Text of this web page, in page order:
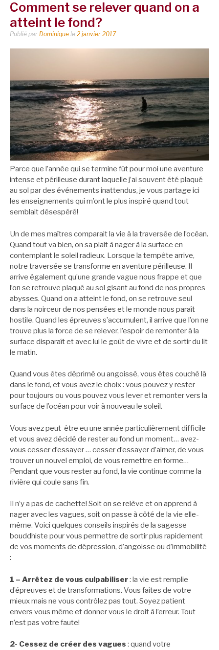
Comment se relever quand on a
atteint le fond?
Publié par Dominique le 2 janvier 2017
Parce que l’année qui se termine fût pour moi une aventure
intense et périlleuse durant laquelle j’ai souvent été plaqué
au sol par des événements inattendus, je vous partage ici
les enseignements qui m’ont le plus inspiré quand tout
semblait désespéré!
Un de mes maîtres comparait la vie à la traversée de l’océan.
Quand tout va bien, on sa plait à nager à la surface en
contemplant le soleil radieux. Lorsque la tempête arrive,
notre traversée se transforme en aventure périlleuse. Il
arrive également qu’une grande vague nous frappe et que
l’on se retrouve plaqué au sol gisant au fond de nos propres
abysses. Quand on a atteint le fond, on se retrouve seul
dans la noirceur de nos pensées et le monde nous paraît
hostile. Quand les épreuves s’accumulent, il arrive que l’on ne
trouve plus la force de se relever, l’espoir de remonter à la
surface disparaît et avec lui le goût de vivre et de sortir du lit
le matin.
Quand vous êtes déprimé ou angoissé, vous êtes couché là
dans le fond, et vous avez le choix : vous pouvez y rester
pour toujours ou vous pouvez vous lever et remonter vers la
surface de l’océan pour voir à nouveau le soleil.
Vous avez peut-être eu une année particulièrement difficile
et vous avez décidé de rester au fond un moment… avez-
vous cesser d’essayer … cesser d’essayer d’aimer, de vous
trouver un nouvel emploi, de vous remettre en forme…
Pendant que vous rester au fond, la vie continue comme la
rivière qui coule sans fin.
Il n’y a pas de cachette! Soit on se relève et on apprend à
nager avec les vagues, soit on passe à côté de la vie elle-
même. Voici quelques conseils inspirés de la sagesse
bouddhiste pour vous permettre de sortir plus rapidement
de vos moments de dépression, d’angoisse ou d’immobilité
:
1 – Arrêtez de vous culpabiliser: la vie est remplie
d’épreuves et de transformations. Vous faites de votre
mieux mais ne vous contrôlez pas tout. Soyez patient
envers vous même et donner vous le droit à l’erreur. Tout
n’est pas votre faute!
2- Cessez de créer des vagues : quand votre